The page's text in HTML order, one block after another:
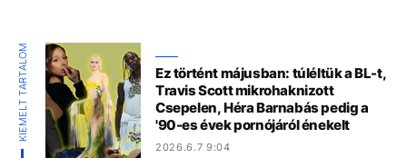
KIEMELT TARTALOM
Ez történt májusban: túléltük a BL-t,
Travis Scott mikrohaknizott
Csepelen, Héra Barnabás pedig a
'90-es évek pornójáról énekelt
2026.6.7 9:04